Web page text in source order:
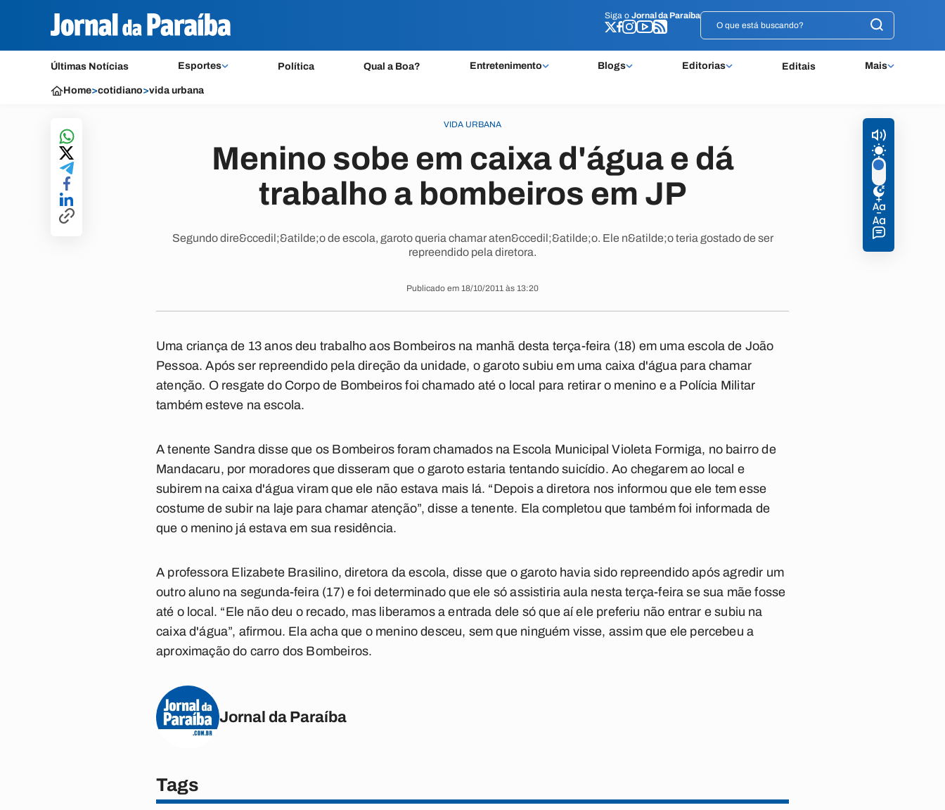
Siga o Jornal da Paraíba
Últimas Notícias Esportes Política Qual a Boa? Entretenimento Blogs Editorias Editais Mais
Siga o Jornal da Paraíba
Home>cotidiano>vida urbana
VIDA URBANA
Menino sobe em caixa d'água e dá
trabalho a bombeiros em JP
Segundo dire&ccedil;&atilde;o de escola, garoto queria chamar aten&ccedil;&atilde;o. Ele n&atilde;o teria gostado de ser
repreendido pela diretora.
Publicado em 18/10/2011 às 13:20
Uma criança de 13 anos deu trabalho aos Bombeiros na manhã desta terça-feira (18) em uma escola de João
Pessoa. Após ser repreendido pela direção da unidade, o garoto subiu em uma caixa d'água para chamar
atenção. O resgate do Corpo de Bombeiros foi chamado até o local para retirar o menino e a Polícia Militar
também esteve na escola.
A tenente Sandra disse que os Bombeiros foram chamados na Escola Municipal Violeta Formiga, no bairro de
Mandacaru, por moradores que disseram que o garoto estaria tentando suicídio. Ao chegarem ao local e
subirem na caixa d'água viram que ele não estava mais lá. “Depois a diretora nos informou que ele tem esse
costume de subir na laje para chamar atenção”, disse a tenente. Ela completou que também foi informada de
que o menino já estava em sua residência.
A professora Elizabete Brasilino, diretora da escola, disse que o garoto havia sido repreendido após agredir um
outro aluno na segunda-feira (17) e foi determinado que ele só assistiria aula nesta terça-feira se sua mãe fosse
até o local. “Ele não deu o recado, mas liberamos a entrada dele só que aí ele preferiu não entrar e subiu na
caixa d'água”, afirmou. Ela acha que o menino desceu, sem que ninguém visse, assim que ele percebeu a
aproximação do carro dos Bombeiros.
Jornal da Paraíba
Tags